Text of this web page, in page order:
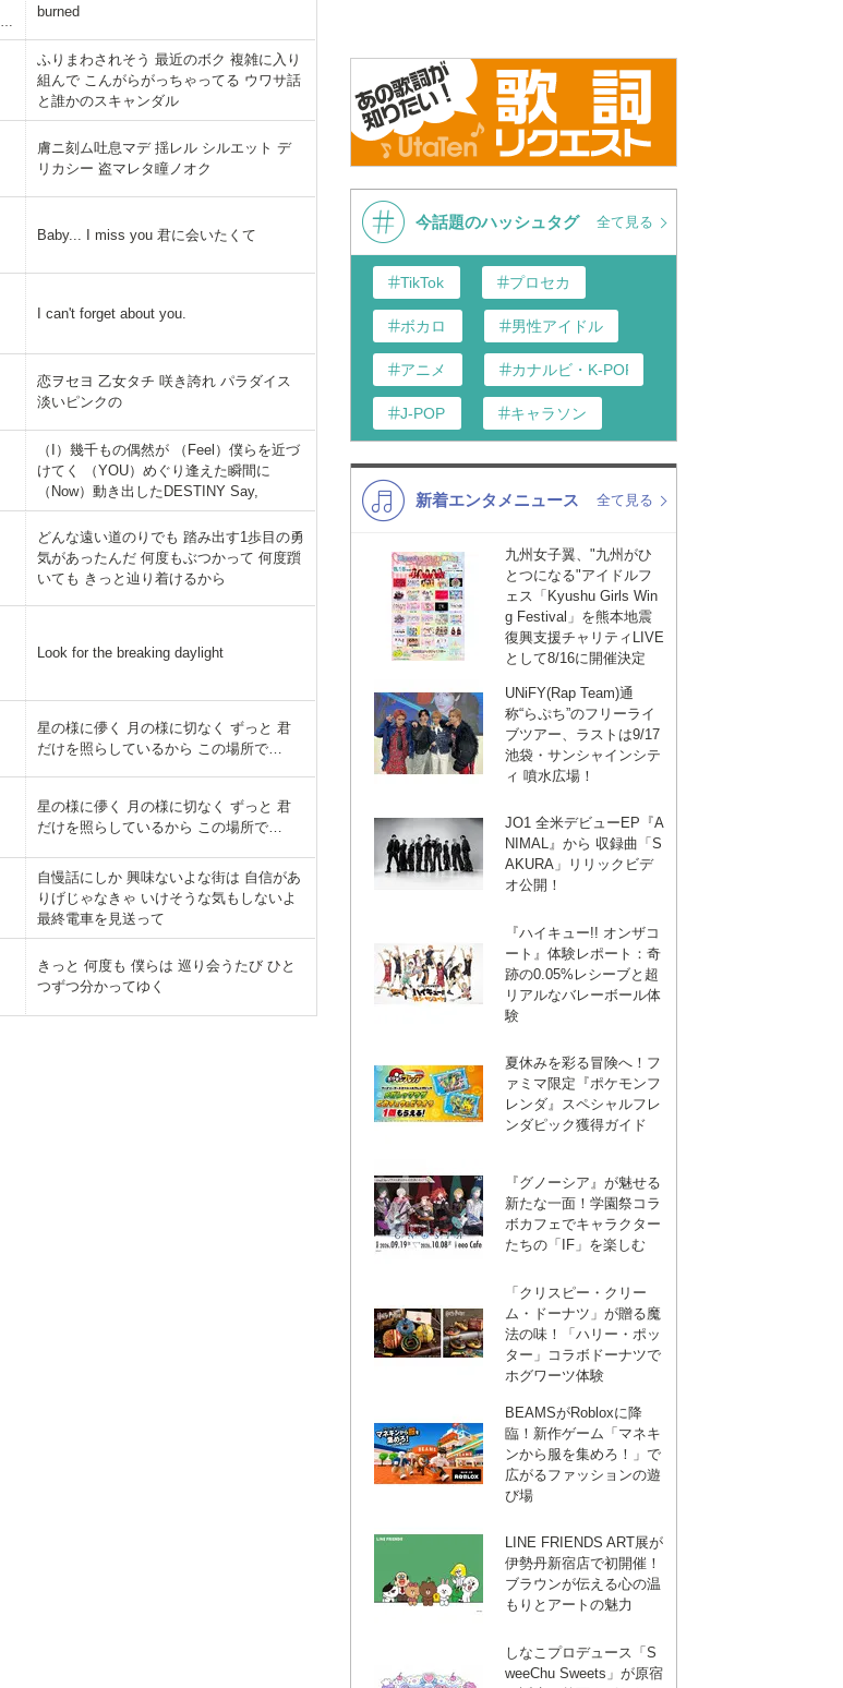
Storythella
burned
ふりまわされそう 最近のボク 複雑に入り
組んで こんがらがっちゃってる ウワサ話
と誰かのスキャンダル
膚ニ刻ム吐息マデ 揺レル シルエット デ
リカシー 盗マレタ瞳ノオク
Baby... I miss you 君に会いたくて
I can't forget about you.
恋ヲセヨ 乙女タチ 咲き誇れ パラダイス
淡いピンクの
（I）幾千もの偶然が （Feel）僕らを近づ
けてく （YOU）めぐり逢えた瞬間に
（Now）動き出したDESTINY Say,
どんな遠い道のりでも 踏み出す1歩目の勇
気があったんだ 何度もぶつかって 何度躓
いても きっと辿り着けるから
Look for the breaking daylight
星の様に儚く 月の様に切なく ずっと 君
だけを照らしているから この場所で…
星の様に儚く 月の様に切なく ずっと 君
だけを照らしているから この場所で…
自慢話にしか 興味ないよな街は 自信があ
りげじゃなきゃ いけそうな気もしないよ
最終電車を見送って
きっと 何度も 僕らは 巡り会うたび ひと
つずつ分かってゆく
今話題のハッシュタグ 全て見る
TikTok プロセカ
ボカロ 男性アイドル
アニメ カナルビ・K-POP和訳
J-POP キャラソン
K-POP 演歌・歌謡
洋楽
VTuber ディズニー
新着エンタメニュース 全て見る
九州女子翼、"九州がひ
とつになる"アイドルフ
ェス「Kyushu Girls Win
g Festival」を熊本地震
復興支援チャリティLIVE
として8/16に開催決定
UNiFY(Rap Team)通
称“らぷち”のフリーライ
ブツアー、ラストは9/17
池袋・サンシャインシテ
ィ 噴水広場！
JO1 全米デビューEP『A
NIMAL』から 収録曲「S
AKURA」リリックビデ
オ公開！
『ハイキュー!! オンザコ
ート』体験レポート：奇
跡の0.05%レシーブと超
リアルなバレーボール体
験
夏休みを彩る冒険へ！フ
ァミマ限定『ポケモンフ
レンダ』スペシャルフレ
ンダピック獲得ガイド
『グノーシア』が魅せる
新たな一面！学園祭コラ
ボカフェでキャラクター
たちの「IF」を楽しむ
「クリスピー・クリー
ム・ドーナツ」が贈る魔
法の味！「ハリー・ポッ
ター」コラボドーナツで
ホグワーツ体験
BEAMSがRobloxに降
臨！新作ゲーム「マネキ
ンから服を集めろ！」で
広がるファッションの遊
び場
LINE FRIENDS ART展が
伊勢丹新宿店で初開催！
ブラウンが伝える心の温
もりとアートの魅力
しなこプロデュース「S
weeChu Sweets」が原宿